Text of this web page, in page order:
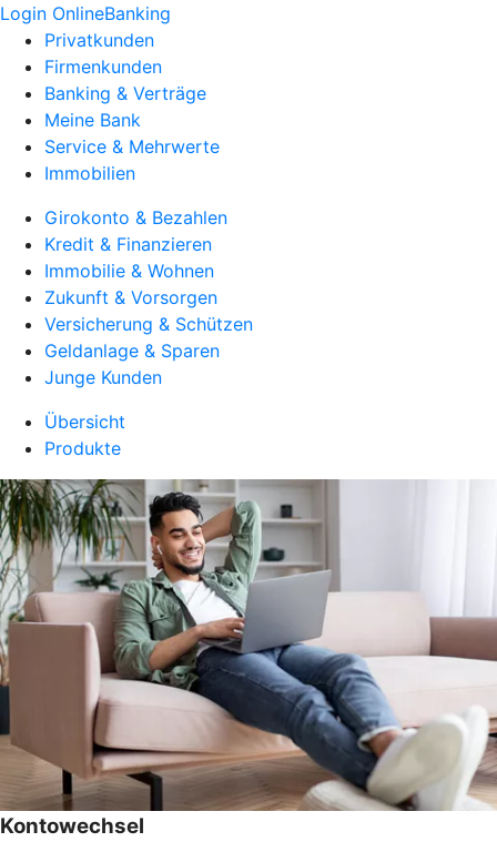
Login OnlineBanking
Privatkunden
Firmenkunden
Banking & Verträge
Meine Bank
Service & Mehrwerte
Immobilien
Girokonto & Bezahlen
Kredit & Finanzieren
Immobilie & Wohnen
Zukunft & Vorsorgen
Versicherung & Schützen
Geldanlage & Sparen
Junge Kunden
Übersicht
Produkte
Kontowechsel